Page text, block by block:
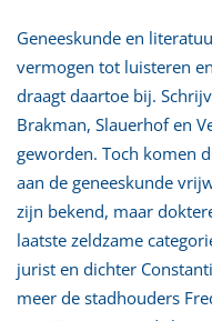
Geneeskunde en
vermogen tot luisteren
draagt daartoe bij.
Brakman, Slauerhof en
geworden. Toch komen
aan de geneeskunde
zijn bekend, maar
laatste zeldzame
jurist en dichter
meer de stadhouders